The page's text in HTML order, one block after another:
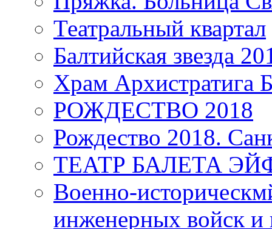
Театральный квартал
Балтийская звезда
Храм
РОЖДЕСТВО 2018
Рождество 2018.
ТЕАТР БАЛЕТА
Военно-
инженерных войск и